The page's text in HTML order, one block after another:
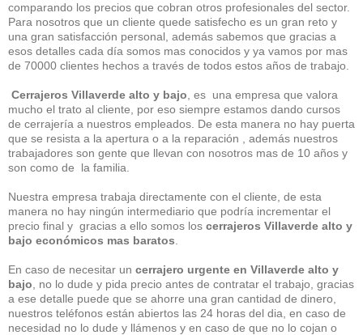
comparando los precios que cobran otros profesionales del sector.
Para nosotros que un cliente quede satisfecho es un gran reto y
una gran satisfacción personal, además sabemos que gracias a
esos detalles cada día somos mas conocidos y ya vamos por mas
de 70000 clientes hechos a través de todos estos años de trabajo.
Cerrajeros Villaverde alto y bajo , es una empresa que valora
mucho el trato al cliente, por eso siempre estamos dando cursos
de cerrajería a nuestros empleados. De esta manera no hay puerta
que se resista a la apertura o a la reparación , además nuestros
trabajadores son gente que llevan con nosotros mas de 10 años y
son como de la familia.
Nuestra empresa trabaja directamente con el cliente, de esta
manera no hay ningún intermediario que podría incrementar el
precio final y gracias a ello somos los cerrajeros Villaverde alto y
bajo económicos mas baratos
En caso de necesitar un cerrajero urgente en Villaverde alto y
bajo , no lo dude y pida precio antes de contratar el trabajo, gracias
a ese detalle puede que se ahorre una gran cantidad de dinero,
nuestros teléfonos están abiertos las 24 horas del dia, en caso de
necesidad no lo dude y llámenos y en caso de que no lo cojan o